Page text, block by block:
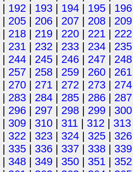
| 192 | 193 | 194 | 195 | 196
| 205 | 206 | 207 | 208 | 209
| 218 | 219 | 220 | 221 | 222
| 231 | 232 | 233 | 234 | 235
| 244 | 245 | 246 | 247 | 248
| 257 | 258 | 259 | 260 | 261
| 270 | 271 | 272 | 273 | 274
| 283 | 284 | 285 | 286 | 287
| 296 | 297 | 298 | 299 | 300
| 309 | 310 | 311 | 312 | 313
| 322 | 323 | 324 | 325 | 326
| 335 | 336 | 337 | 338 | 339
| 348 | 349 | 350 | 351 | 352